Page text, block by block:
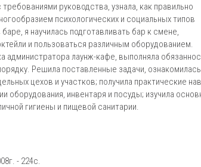
руководства, узнала, как правильно
психологических и социальных типов
я научилась подготавливать бар к смене,
и пользоваться различным оборудованием.
администратора лаунж-кафе, выполняла
Решила поставленные задачи,
цехов и участков; получила практические
оборудования, инвентаря и посуды; изучила
гигиены и пищевой санитарии.
- 224с.